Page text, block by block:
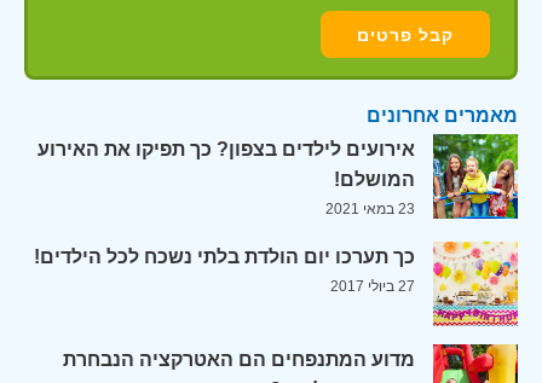
מאמרים אחרונים
אירועים לילדים בצפון? כך תפיקו את האירוע
המושלם!
23 במאי 2021
כך תערכו יום הולדת בלתי נשכח לכל הילדים!
27 ביולי 2017
מדוע המתנפחים הם האטרקציה הנבחרת